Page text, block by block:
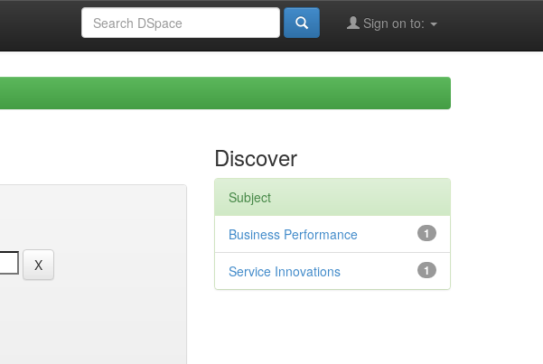
Sign on to:
Discover
Subject
1
Business Performance
1
Service Innovations